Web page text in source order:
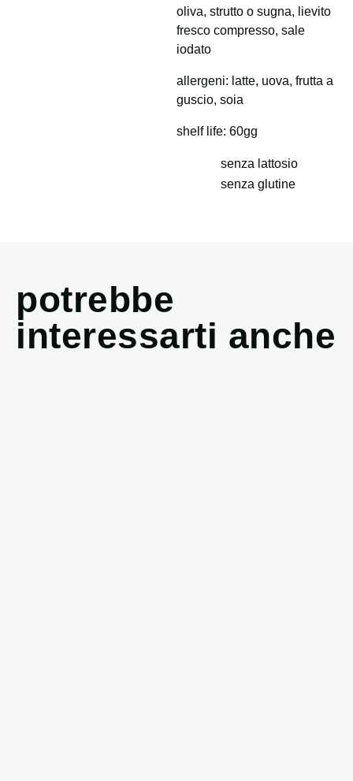
oliva, strutto o sugna, lievito
fresco compresso, sale
iodato
allergeni: latte, uova, frutta a
guscio, soia
shelf life: 60gg
senza lattosio
senza glutine
potrebbe
interessarti anche